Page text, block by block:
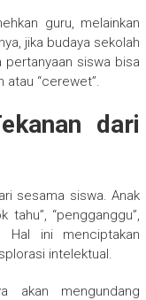
guru, melainkan
jika budaya sekolah
siswa bisa
atau “cerewet”.
dari
sesama siswa. Anak
“pengganggu”,
Hal ini menciptakan
intelektual.
akan mengundang